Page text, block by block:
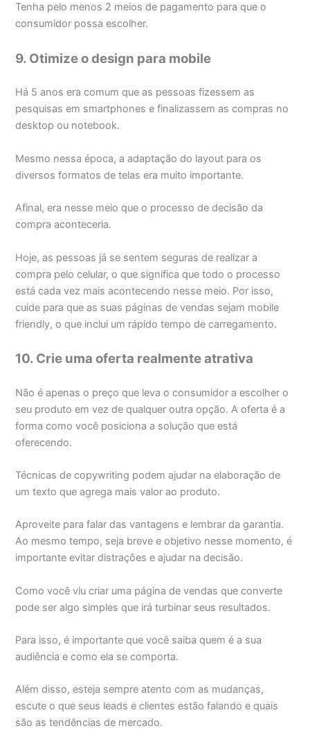
Tenha pelo menos 2 meios de pagamento para que o
consumidor possa escolher.
9. Otimize o design para mobile
Há 5 anos era comum que as pessoas fizessem as
pesquisas em smartphones e finalizassem as compras no
desktop ou notebook.
Mesmo nessa época, a adaptação do layout para os
diversos formatos de telas era muito importante.
Afinal, era nesse meio que o processo de decisão da
compra aconteceria.
Hoje, as pessoas já se sentem seguras de realizar a
compra pelo celular, o que significa que todo o processo
está cada vez mais acontecendo nesse meio. Por isso,
cuide para que as suas páginas de vendas sejam mobile
friendly, o que inclui um rápido tempo de carregamento.
10. Crie uma oferta realmente atrativa
Não é apenas o preço que leva o consumidor a escolher o
seu produto em vez de qualquer outra opção. A oferta é a
forma como você posiciona a solução que está
oferecendo.
Técnicas de copywriting podem ajudar na elaboração de
um texto que agrega mais valor ao produto.
Aproveite para falar das vantagens e lembrar da garantia.
Ao mesmo tempo, seja breve e objetivo nesse momento, é
importante evitar distrações e ajudar na decisão.
Como você viu criar uma página de vendas que converte
pode ser algo simples que irá turbinar seus resultados.
Para isso, é importante que você saiba quem é a sua
audiência e como ela se comporta.
Além disso, esteja sempre atento com as mudanças,
escute o que seus leads e clientes estão falando e quais
são as tendências de mercado.